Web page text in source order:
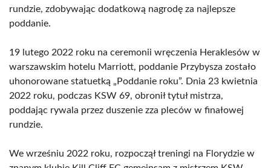
rundzie, zdobywając dodatkową nagrodę za najlepsze
poddanie.
19 lutego 2022 roku na ceremonii wręczenia Heraklesów w
warszawskim hotelu Marriott, poddanie Przybysza zostało
uhonorowane statuetką „Poddanie roku”. Dnia 23 kwietnia
2022 roku, podczas KSW 69, obronił tytuł mistrza,
poddając rywala przez duszenie zza pleców w finałowej
rundzie.
We wrześniu 2022 roku, rozpoczął treningi na Florydzie w